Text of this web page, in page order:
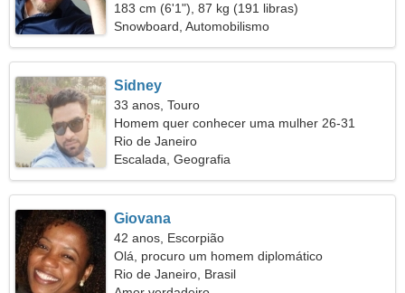
183 cm (6'1"), 87 kg (191 libras)
Snowboard, Automobilismo
Sidney
33 anos, Touro
Homem quer conhecer uma mulher 26-31
Rio de Janeiro
Escalada, Geografia
Giovana
42 anos, Escorpião
Olá, procuro um homem diplomático
Rio de Janeiro, Brasil